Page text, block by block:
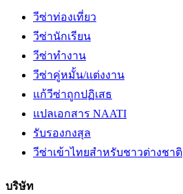
วีซ่าท่องเที่ยว
วีซ่านักเรียน
วีซ่าทำงาน
วีซ่าคู่หมั้น/แต่งงาน
แก้วีซ่าถูกปฏิเสธ
แปลเอกสาร NAATI
รับรองกงสุล
วีซ่าเข้าไทยสำหรับชาวต่างชาติ
บริษัท